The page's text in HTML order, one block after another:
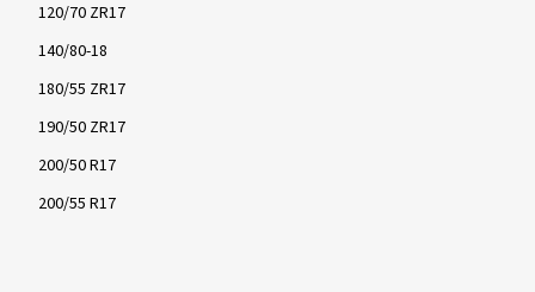
120/70 ZR17
140/80-18
180/55 ZR17
190/50 ZR17
200/50 R17
200/55 R17